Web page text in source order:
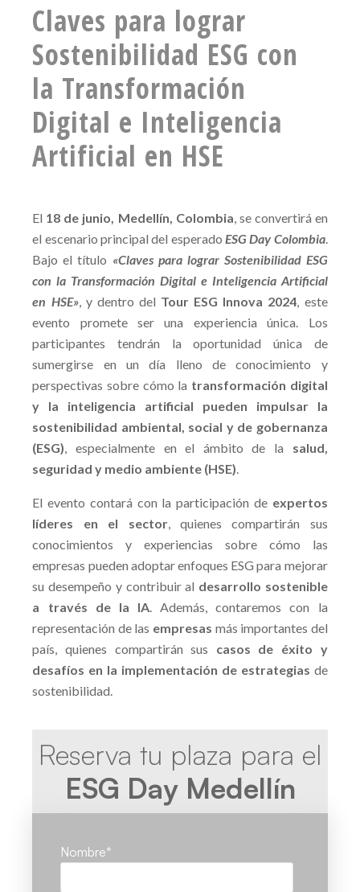
Claves para lograr
Sostenibilidad ESG con
la Transformación
Digital e Inteligencia
Artificial en HSE
El 18 de junio, Medellín, Colombia, se convertirá en
el escenario principal del esperado ESG Day Colombia.
Bajo el título «Claves para lograr Sostenibilidad ESG
con la Transformación Digital e Inteligencia Artificial
en HSE», y dentro del Tour ESG Innova 2024, este
evento promete ser una experiencia única. Los
participantes tendrán la oportunidad única de
sumergirse en un día lleno de conocimiento y
perspectivas sobre cómo la transformación digital
y la inteligencia artificial pueden impulsar la
sostenibilidad ambiental, social y de gobernanza
(ESG), especialmente en el ámbito de la salud,
seguridad y medio ambiente (HSE).
El evento contará con la participación de expertos
líderes en el sector, quienes compartirán sus
conocimientos y experiencias sobre cómo las
empresas pueden adoptar enfoques ESG para mejorar
su desempeño y contribuir al desarrollo sostenible
a través de la IA. Además, contaremos con la
representación de las empresas más importantes del
país, quienes compartirán sus casos de éxito y
desafíos en la implementación de estrategias de
sostenibilidad.
Reserva tu plaza para el
ESG Day Medellín
Nombre*